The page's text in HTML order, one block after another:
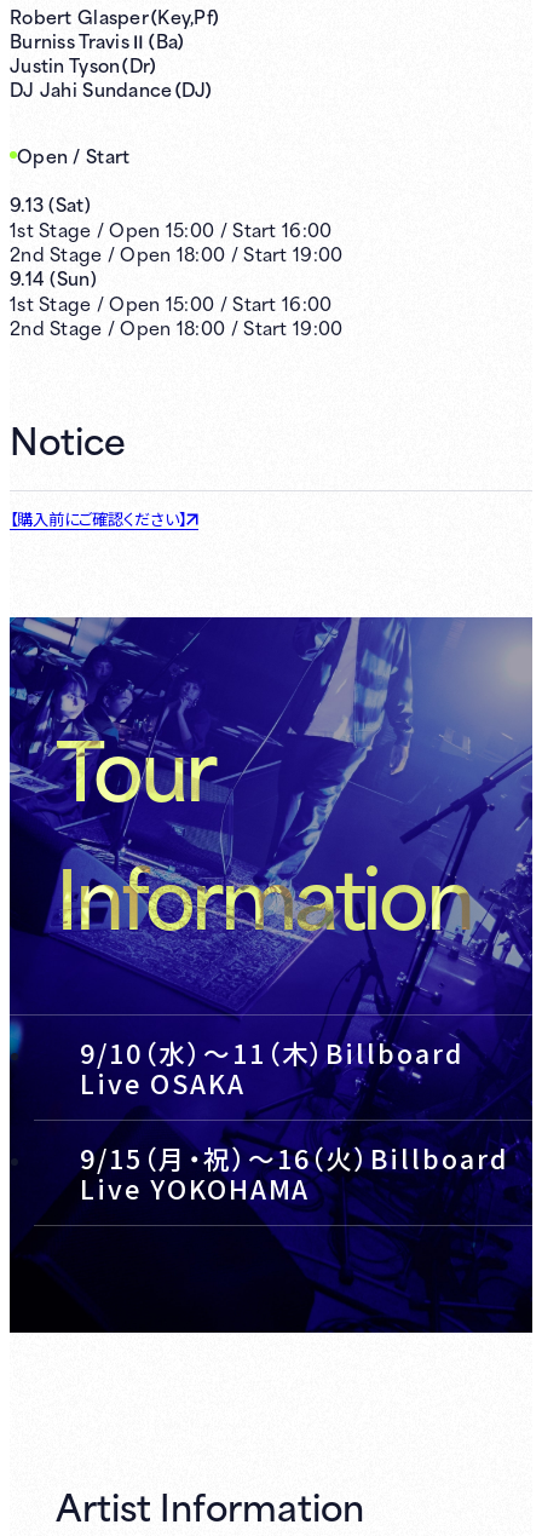
Robert Glasper（Key,Pf）
Burniss TravisⅡ（Ba）
Justin Tyson（Dr）
DJ Jahi Sundance（DJ）
Open / Start
9.13(Sat)
1stStage /Open 15:00 /Start 16:00
2nd Stage /Open 18:00 /Start 19:00
9.14 (Sun)
1stStage /Open 15:00 /Start 16:00
2nd Stage /Open 18:00 /Start 19:00
Notice
【購入前にご確認ください】
Tour
Information
9/10（水）～11（木）Billboard
Live OSAKA
9/15（月・祝）～16（火）Billboard
Live YOKOHAMA
Artist Information